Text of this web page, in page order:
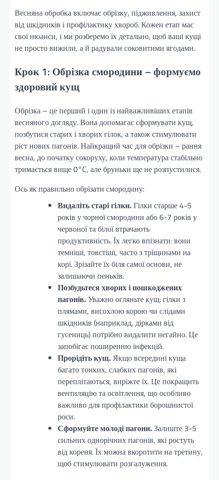
Весняна обробка включає обрізку, підживлення, захист
від шкідників і профілактику хвороб. Кожен етап має
свої нюанси, і ми розберемо їх детально, щоб ваші кущі
не просто вижили, а й радували соковитими ягодами.
Крок 1: Обрізка смородини – формуємо
здоровий кущ
Обрізка – це перший і один із найважливіших етапів
весняного догляду. Вона допомагає сформувати кущ,
позбутися старих і хворих гілок, а також стимулювати
ріст нових пагонів. Найкращий час для обрізки – рання
весна, до початку сокоруху, коли температура стабільно
тримається вище 0°C, але бруньки ще не розпустилися.
Ось як правильно обрізати смородину:
Видаліть старі гілки.Гілки старше 4-5
років у чорної смородини або 6-7 років у
червоної та білої втрачають
продуктивність. Їх легко впізнати: вони
темніші, товстіші, часто з тріщинами на
корі. Зрізайте їх біля самої основи, не
залишаючи пеньків.
Позбудьтеся хворих і пошкоджених
пагонів.Уважно огляньте кущ: гілки з
плямами, висохлою корою чи слідами
шкідників (наприклад, дірками від
гусениць) потрібно видалити негайно. Це
запобігає поширенню інфекцій.
Прорідіть кущ.Якщо всередині куща
багато тонких, слабких пагонів, які
переплітаються, виріжте їх. Це покращить
вентиляцію та освітлення, що особливо
важливо для профілактики борошнистої
роси.
Сформуйте молоді пагони.Залиште 3-5
сильних однорічних пагонів, які ростуть
від кореня. Їх можна вкоротити на третину,
щоб стимулювати розгалуження.